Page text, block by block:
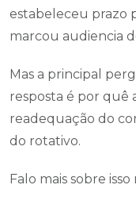
estabeleceu prazo
marcou audiencia
Mas a principal
resposta é por quê
readequação do
do rotativo.
Falo mais sobre